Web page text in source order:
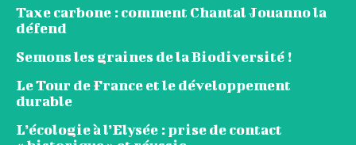
Taxe carbone : comment Chantal Jouanno la
défend
Semons les graines de la Biodiversité !
Le Tour de France et le développement
durable
L’écologie à l’Elysée : prise de contact